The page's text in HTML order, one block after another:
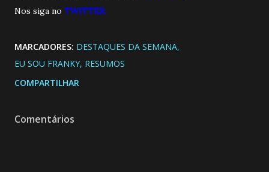
Nos siga no TWITTER.
MARCADORES: DESTAQUES DA SEMANA
EU SOU FRANKY RESUMOS
COMPARTILHAR
Comentários